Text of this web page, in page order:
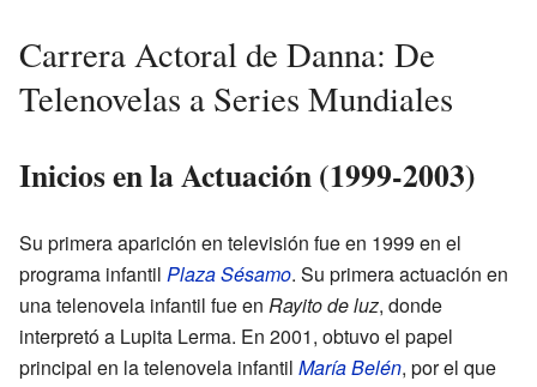
Carrera Actoral de Danna: De
Telenovelas a Series Mundiales
Inicios en la Actuación (1999-2003)
Su primera aparición en televisión fue en 1999 en el
programa infantil Plaza Sésamo. Su primera actuación en
una telenovela infantil fue en Rayito de luz, donde
interpretó a Lupita Lerma. En 2001, obtuvo el papel
principal en la telenovela infantil María Belén, por el que